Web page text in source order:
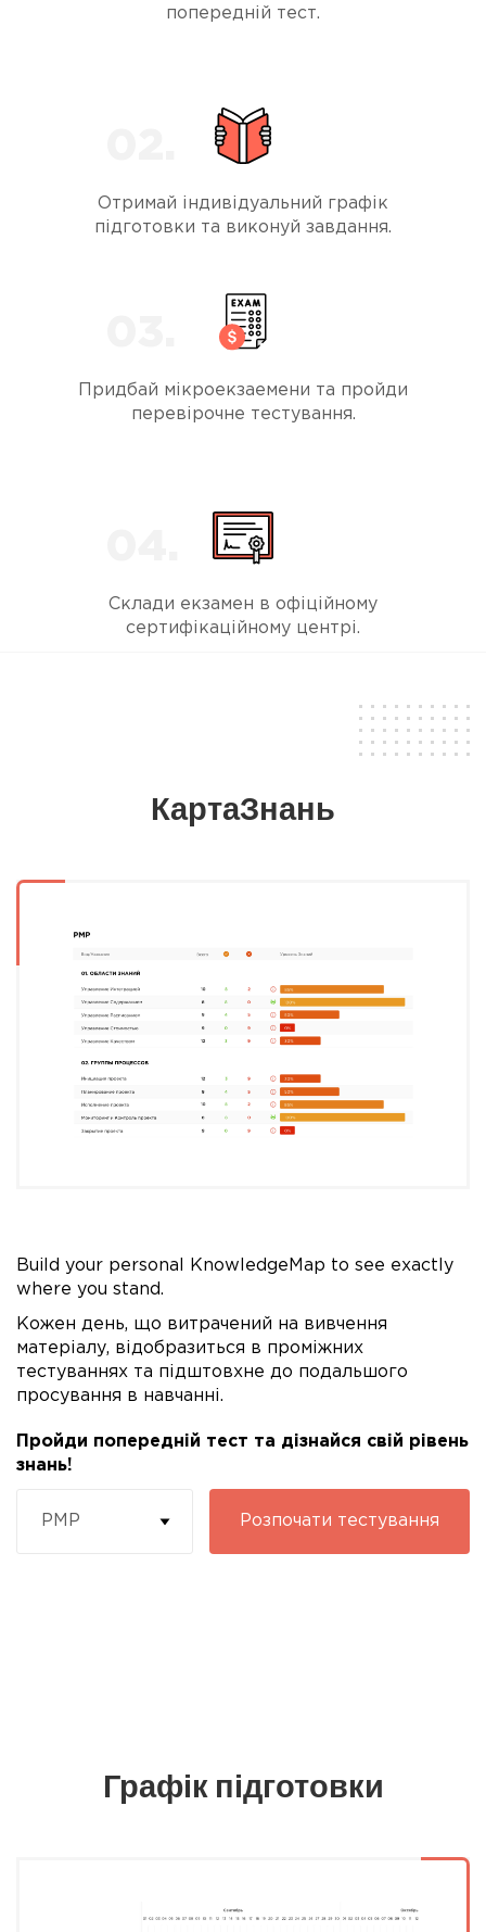
попередній тест.
Отримай індивідуальний графік
підготовки та виконуй завдання.
Придбай мікроекзаемени та пройди
перевірочне тестування.
Склади екзамен в офіційному
сертифікаційному центрі.
КартаЗнань
Build your personal KnowledgeMap to see exactly
where you stand.
Кожен день, що витрачений на вивчення
матеріалу, відобразиться в проміжних
тестуваннях та підштовхне до подальшого
просування в навчанні.
Пройди попередній тест та дізнайся свій рівень
знань!
PMP Розпочати тестування
Графік підготовки